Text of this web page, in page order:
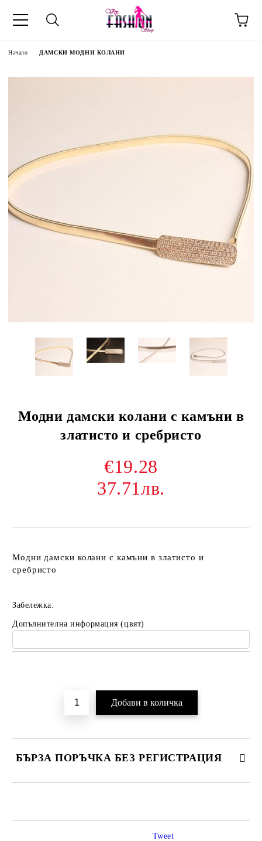
Начало ДАМСКИ МОДНИ КОЛАНИ
Модни дамски колани с камъни в
златисто и сребристо
€19.28
37.71лв.
Модни дамски колани с камъни в златисто и
сребристо
Забележка:
Допълнителна информация (цвят)
БЪРЗА ПОРЪЧКА БЕЗ РЕГИСТРАЦИЯ
Tweet